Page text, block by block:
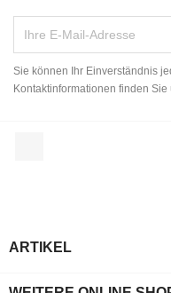
Sie können Ihr Einverständnis
Kontaktinformationen finden Sie
ARTIKEL